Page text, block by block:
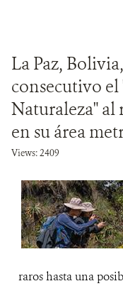
La Paz,
consecutivo
Naturaleza" al
en su área
Views: 2409
raros hasta una